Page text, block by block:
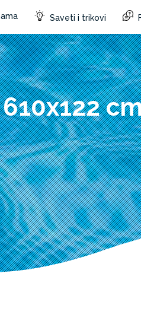
Saveti i trikovi